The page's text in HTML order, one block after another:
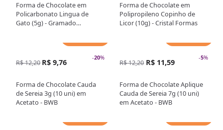
Forma de Chocolate em
Policarbonato Lingua de
Gato (5g) - Gramado
Forma de Chocolate em
Polipropileno Copinho de
Licor (10g) - Cristal Formas
-20%
R$ 12,20 R$ 9,76
Forma de Chocolate Cauda
de Sereia 3g (10 uni) em
Acetato - BWB
-5%
R$ 12,20 R$ 11,59
Forma de Chocolate Aplique
Cauda de Sereia 7g (10 uni)
em Acetato - BWB